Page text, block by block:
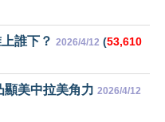
誰下？ 2026/4/12 (53,610
顯美中拉美角力 2026/4/12